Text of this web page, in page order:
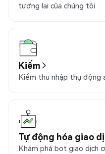
tương lai của chúng tôi
Kiếm
Kiếm thu nhập thụ động
Tự động hóa giao
Khám phá bot giao dịch